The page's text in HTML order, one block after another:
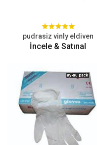
pudrasiz vinly eldiven
İncele & Satınal